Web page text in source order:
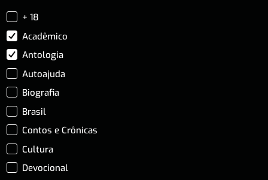
+ 18
Acadêmico
Antologia
Autoajuda
Biografia
Brasil
Contos e Crônicas
Cultura
Devocional